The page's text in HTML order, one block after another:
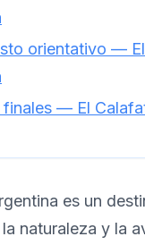
orientativo —
finales — El
es un
naturaleza y la